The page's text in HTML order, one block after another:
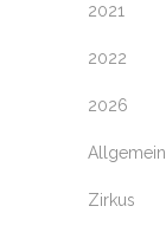
2021
2022
2026
Allgemein
Zirkus